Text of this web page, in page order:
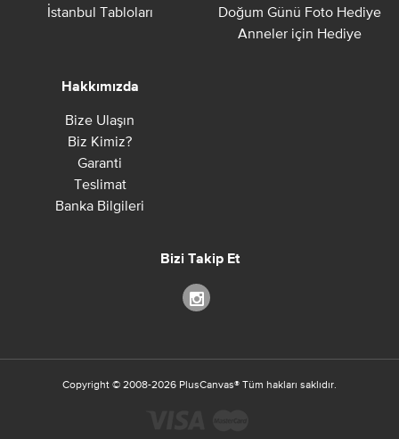
İstanbul Tabloları
Doğum Günü Foto Hediye
Anneler için Hediye
Hakkımızda
Bize Ulaşın
Biz Kimiz?
Garanti
Teslimat
Banka Bilgileri
Bizi Takip Et
Copyright © 2008-2026 PlusCanvas® Tüm hakları saklıdır.